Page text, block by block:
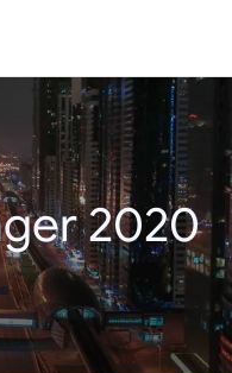
2020